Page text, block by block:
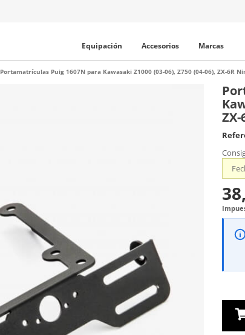
Equipación Accesorios Marcas
Portamatrículas Puig 1607N para Kawasaki Z1000 (03-06), Z750 (04-06), ZX-6R
ZX-